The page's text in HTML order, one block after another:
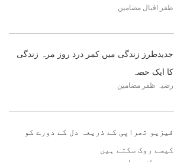
ظفر اقبال مضامین
جدیدطرز زندگی میں کمر درد روز مرہ زندگی
کا ایک حصہ
رضیہ ظفر مضامین
فیزیو تھراپی کے ذریعہ دل کے دورے کو
کیسے روک سکتے ہیں